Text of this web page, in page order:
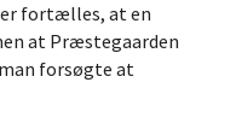
fortælles, at en
at Præstegaarden
forsøgte at